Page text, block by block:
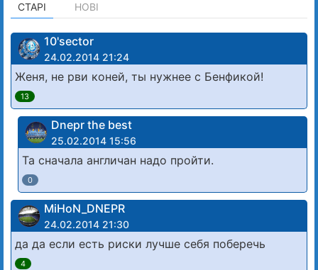
СТАРІ НОВІ
10'sector
24.02.2014 21:24
Женя, не рви коней, ты нужнее с Бенфикой!
13
Dnepr the best
25.02.2014 15:56
Та сначала англичан надо пройти.
0
MiHoN_DNEPR
24.02.2014 21:30
да да если есть риски лучше себя поберечь
4